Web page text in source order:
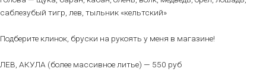
саблезубый тигр, лев, тыльник «кельтский»
Подберите клинок, бруски на рукоять у меня в магазине!
ЛЕВ, АКУЛА (более массивное литье) — 550 руб